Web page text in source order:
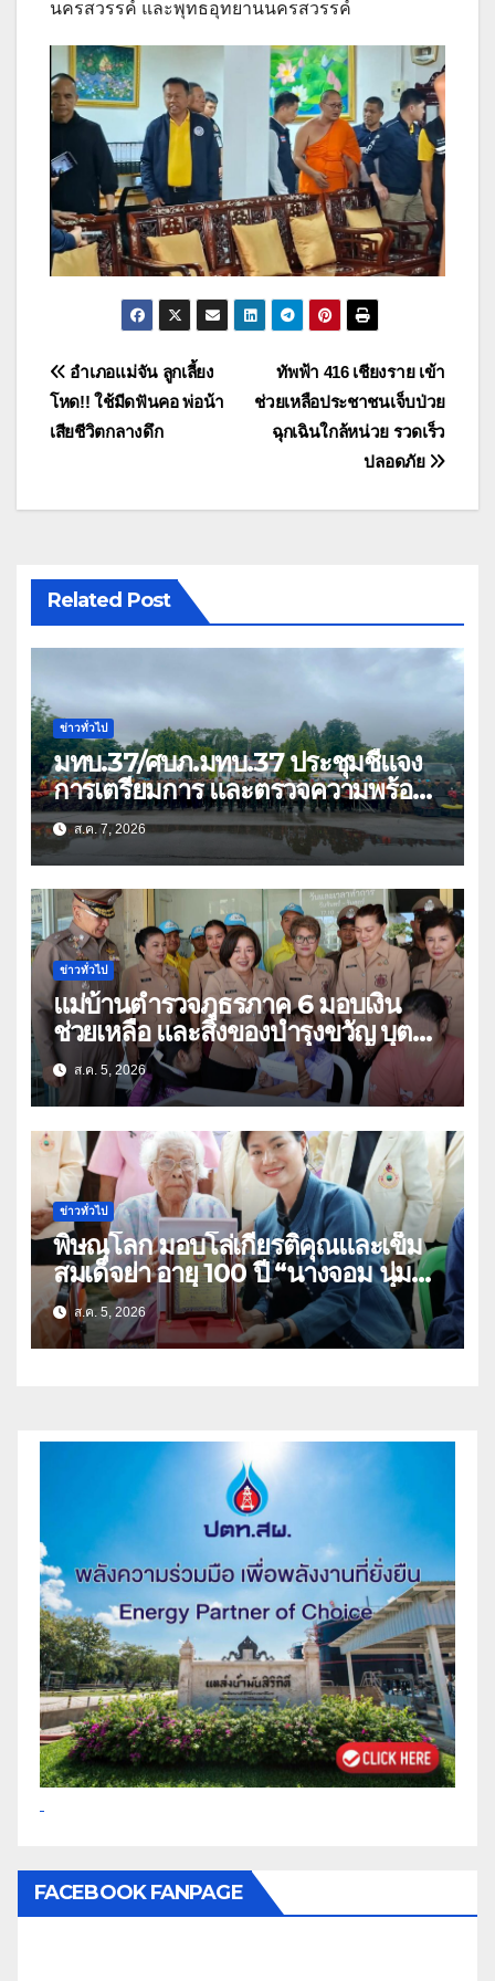
นครสวรรค์ และพุทธอุทยานนครสวรรค์
แนะแนว
เรื่อง
ทัพฟ้า 416 เชียงราย เข้า
ช่วยเหลือประชาชนเจ็บป่วย
ฉุกเฉินใกล้หน่วย รวดเร็ว
ปลอดภัย
อำเภอแม่จัน ลูกเลี้ยง
โหด!! ใช้มีดฟันคอ พ่อน้า
เสียชีวิตกลางดึก
Related Post
ข่าวทั่วไป
มทบ.37/ศบภ.มทบ.37 ประชุมชี้แจง
การเตรียมการ และตรวจความพร้อม
ด้านการบรรเทาสาธารณภัย
ส.ค. 7, 2026
ข่าวทั่วไป
แม่บ้านตำรวจภูธรภาค 6 มอบเงิน
ช่วยเหลือ และสิ่งของบำรุงขวัญ บุตร-
ธิดา ข้าราชการตำรวจจังหวัด
อุทัยธานี
ส.ค. 5, 2026
ข่าวทั่วไป
พิษณุโลก มอบโล่เกียรติคุณและเข็ม
สมเด็จย่า อายุ 100 ปี “นางจอม นุ่ม
เนตร” ตำบลบ้านกร่าง อำเภอเมือง
ส.ค. 5, 2026
FACEBOOK FANPAGE